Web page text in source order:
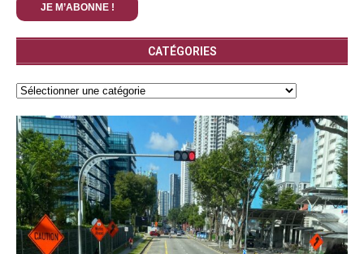
CATÉGORIES